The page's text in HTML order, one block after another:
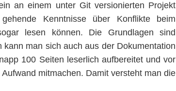
an einem unter Git versionierten Projekt
Kenntnisse über Konflikte beim
lesen können. Die Grundlagen sind
kann man sich auch aus der Dokumentation
100 Seiten leserlich aufbereitet und vor
mitmachen. Damit versteht man die